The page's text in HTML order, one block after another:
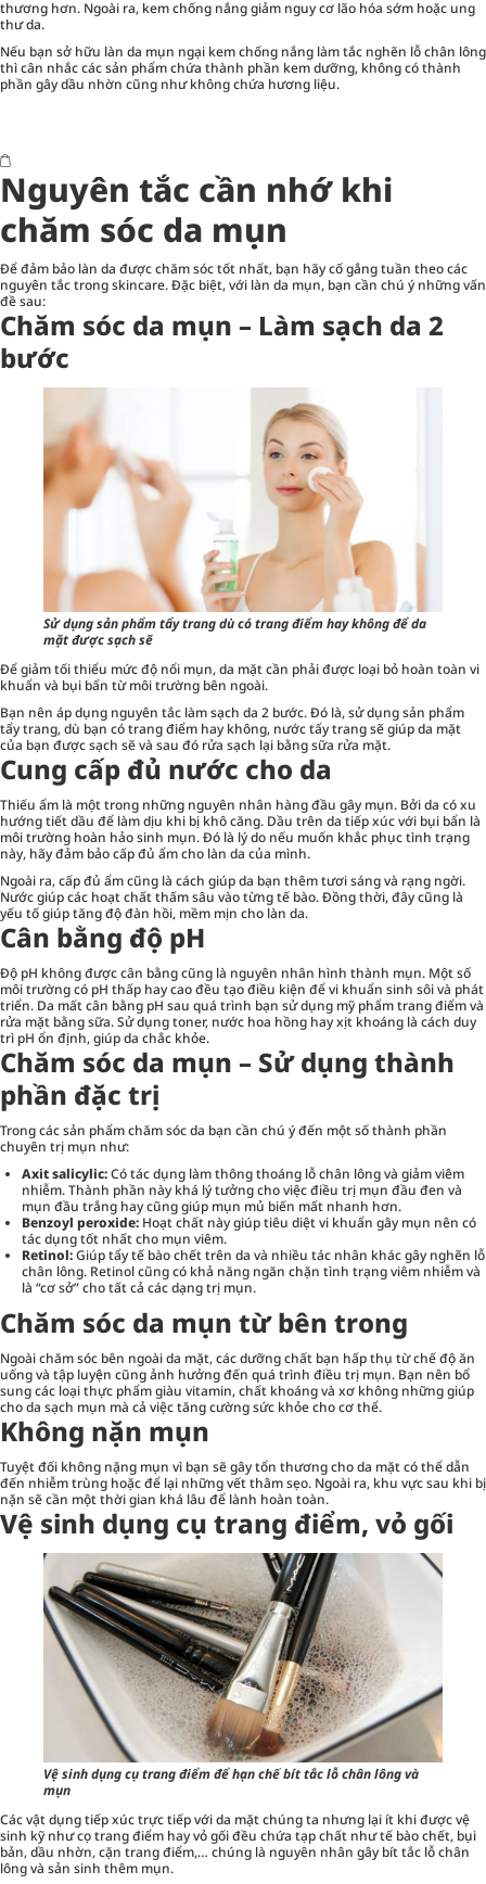
thương hơn. Ngoài ra, kem chống nắng giảm nguy cơ lão hóa sớm hoặc ung
thư da.
Nếu bạn sở hữu làn da mụn ngại kem chống nắng làm tắc nghẽn lỗ chân lông
thì cân nhắc các sản phẩm chứa thành phần kem dưỡng, không có thành
phần gây dầu nhờn cũng như không chứa hương liệu.
Nguyên tắc cần nhớ khi
chăm sóc da mụn
Để đảm bảo làn da được chăm sóc tốt nhất, bạn hãy cố gắng tuần theo các
nguyên tắc trong skincare. Đặc biệt, với làn da mụn, bạn cần chú ý những vấn
đề sau:
Chăm sóc da mụn – Làm sạch da 2
bước
Sử dụng sản phẩm tẩy trang dù có trang điểm hay không để da
mặt được sạch sẽ
Để giảm tối thiểu mức độ nổi mụn, da mặt cần phải được loại bỏ hoàn toàn vi
khuẩn và bụi bẩn từ môi trường bên ngoài.
Bạn nên áp dụng nguyên tắc làm sạch da 2 bước. Đó là, sử dụng sản phẩm
tẩy trang, dù bạn có trang điểm hay không, nước tẩy trang sẽ giúp da mặt
của bạn được sạch sẽ và sau đó rửa sạch lại bằng sữa rửa mặt.
Cung cấp đủ nước cho da
Thiếu ẩm là một trong những nguyên nhân hàng đầu gây mụn. Bởi da có xu
hướng tiết dầu để làm dịu khi bị khô căng. Dầu trên da tiếp xúc với bụi bẩn là
môi trường hoàn hảo sinh mụn. Đó là lý do nếu muốn khắc phục tình trạng
này, hãy đảm bảo cấp đủ ẩm cho làn da của mình.
Ngoài ra, cấp đủ ẩm cũng là cách giúp da bạn thêm tươi sáng và rạng ngời.
Nước giúp các hoạt chất thấm sâu vào từng tế bào. Đồng thời, đây cũng là
yếu tố giúp tăng độ đàn hồi, mềm mịn cho làn da.
Cân bằng độ pH
Độ pH không được cân bằng cũng là nguyên nhân hình thành mụn. Một số
môi trường có pH thấp hay cao đều tạo điều kiện để vi khuẩn sinh sôi và phát
triển. Da mất cân bằng pH sau quá trình bạn sử dụng mỹ phẩm trang điểm và
rửa mặt bằng sữa. Sử dụng toner, nước hoa hồng hay xịt khoáng là cách duy
trì pH ổn định, giúp da chắc khỏe.
Chăm sóc da mụn – Sử dụng thành
phần đặc trị
Trong các sản phẩm chăm sóc da bạn cần chú ý đến một số thành phần
chuyên trị mụn như:
Axit salicylic:Có tác dụng làm thông thoáng lỗ chân lông và giảm viêm
nhiễm. Thành phần này khá lý tưởng cho việc điều trị mụn đầu đen và
mụn đầu trắng hay cũng giúp mụn mủ biến mất nhanh hơn.
Benzoyl peroxide: Hoạt chất này giúp tiêu diệt vi khuẩn gây mụn nên có
tác dụng tốt nhất cho mụn viêm.
Retinol:Giúp tẩy tế bào chết trên da và nhiều tác nhân khác gây nghẽn lỗ
chân lông. Retinol cũng có khả năng ngăn chặn tình trạng viêm nhiễm và
là “cơ sở” cho tất cả các dạng trị mụn.
Chăm sóc da mụn từ bên trong
Ngoài chăm sóc bên ngoài da mặt, các dưỡng chất bạn hấp thụ từ chế độ ăn
uống và tập luyện cũng ảnh hưởng đến quá trình điều trị mụn. Bạn nên bổ
sung các loại thực phẩm giàu vitamin, chất khoáng và xơ không những giúp
cho da sạch mụn mà cả việc tăng cường sức khỏe cho cơ thể.
Không nặn mụn
Tuyệt đối không nặng mụn vì bạn sẽ gây tổn thương cho da mặt có thể dẫn
đến nhiễm trùng hoặc để lại những vết thâm sẹo. Ngoài ra, khu vực sau khi bị
nặn sẽ cần một thời gian khá lâu để lành hoàn toàn.
Vệ sinh dụng cụ trang điểm, vỏ gối
Vệ sinh dụng cụ trang điểm để hạn chế bít tắc lỗ chân lông và
mụn
Các vật dụng tiếp xúc trực tiếp với da mặt chúng ta nhưng lại ít khi được vệ
sinh kỹ như cọ trang điểm hay vỏ gối đều chứa tạp chất như tế bào chết, bụi
bản, dầu nhờn, cặn trang điểm,… chúng là nguyên nhân gây bít tắc lỗ chân
lông và sản sinh thêm mụn.